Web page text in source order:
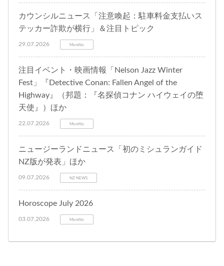
カウンシルニュース「注意喚起：駐車料金支払いス
テッカー詐欺が横行」＆注目トピック
29.07.2026 Monthly
注目イベント・映画情報「Nelson Jazz Winter
Fest」『Detective Conan: Fallen Angel of the
Highway』（邦題：『名探偵コナン ハイウェイの堕
天使』）ほか
22.07.2026 Monthly
ニュージーランドニュース「初のミシュランガイド
NZ版が発表」ほか
09.07.2026 NZ NEWS
Horoscope July 2026
03.07.2026 Monthly